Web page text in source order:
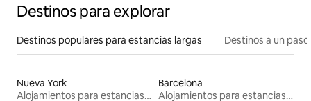
Destinos para explorar
Destinos populares para estancias largas Destinos a un
Nueva York
Alojamientos para estancias largas
Barcelona
Alojamientos para estancias largas